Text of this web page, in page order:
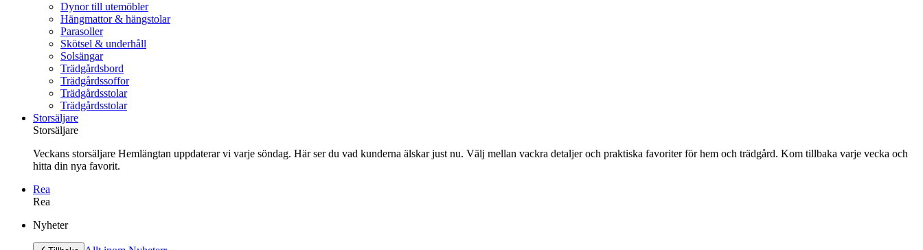
Dynor till utemöbler
Hängmattor & hängstolar
Parasoller
Skötsel & underhåll
Solsängar
Trädgårdsbord
Trädgårdssoffor
Trädgårdsstolar
Trädgårdsstolar
Storsäljare
Storsäljare
Veckans storsäljare Hemlängtan uppdaterar vi varje söndag. Här ser du vad kunderna älskar just nu. Välj mellan vackra detaljer och praktiska favoriter för hem och trädgård. Kom tillbaka varje vecka och
hitta din nya favorit.
Rea
Rea
Nyheter